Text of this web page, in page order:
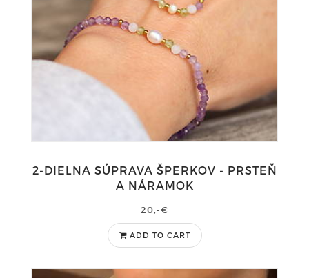
2-DIELNA SÚPRAVA ŠPERKOV - PRSTEŇ
A NÁRAMOK
20,-€
ADD TO CART